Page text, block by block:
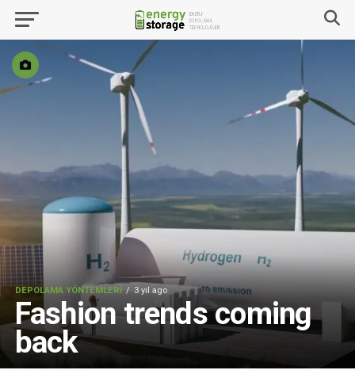
DEPOLAMA YÖNTEMLERI 3 yıl ago
Fashion trends coming
back